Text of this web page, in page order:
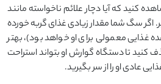
کنید که آیا دچار علائم ناخواسته مانند
اگر سگ شما مقدار زیادی غذای گربه خورده
معمولی برای او خواهد بود)، بهتر
کنید تا دستگاه گوارش او بتواند استراحت
عادی او را از سر بگیرید.